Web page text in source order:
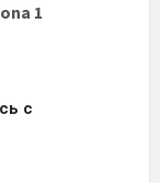
1
с